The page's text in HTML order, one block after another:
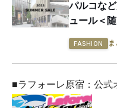
パルコな
ュール＜
FASHION
■ラフォーレ原宿：公式